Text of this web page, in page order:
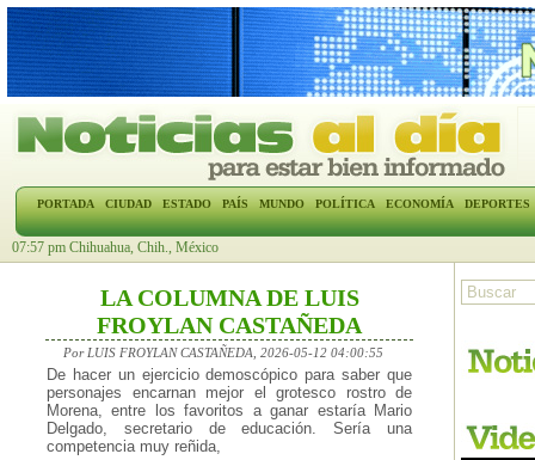
PORTADA CIUDAD ESTADO PAÍS MUNDO POLÍTICA ECONOMÍA DEPORTES
07:57 pm Chihuahua, Chih., México
LA COLUMNA DE LUIS
FROYLAN CASTAÑEDA
Por LUIS FROYLAN CASTAÑEDA, 2026-05-12 04:00:55
De hacer un ejercicio demoscópico para saber que
personajes encarnan mejor el grotesco rostro de
Morena, entre los favoritos a ganar estaría Mario
Delgado, secretario de educación. Sería una
competencia muy reñida,